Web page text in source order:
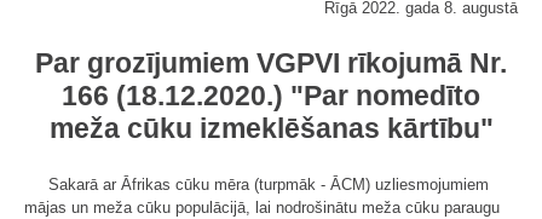
Rīgā 2022. gada 8. augustā
Par grozījumiem VGPVI rīkojumā Nr.
166 (18.12.2020.) "Par nomedīto
meža cūku izmeklēšanas kārtību"
Sakarā ar Āfrikas cūku mēra (turpmāk - ĀCM) uzliesmojumiem
mājas un meža cūku populācijā, lai nodrošinātu meža cūku paraugu